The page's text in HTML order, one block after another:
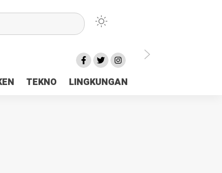
TEKNO LINGKUNGAN
Tanah Papua
Rp23 Miliar Disorot